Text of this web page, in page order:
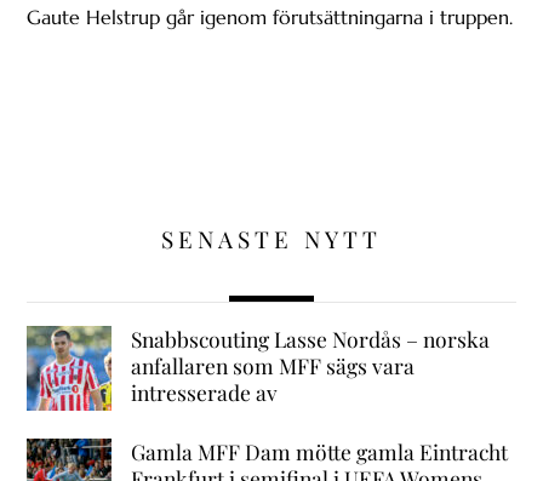
Gaute Helstrup går igenom förutsättningarna i truppen.
SENASTE NYTT
Snabbscouting Lasse Nordås – norska
anfallaren som MFF sägs vara
intresserade av
Gamla MFF Dam mötte gamla Eintracht